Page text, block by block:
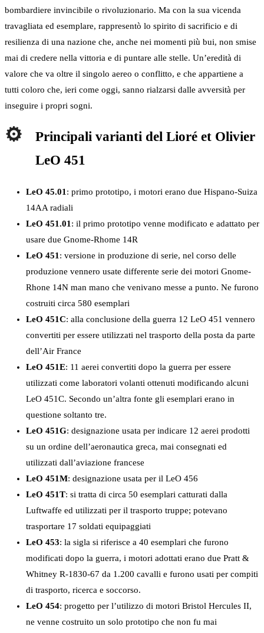
bombardiere invincibile o rivoluzionario. Ma con la sua vicenda
travagliata ed esemplare, rappresentò lo spirito di sacrificio e di
resilienza di una nazione che, anche nei momenti più bui, non smise
mai di credere nella vittoria e di puntare alle stelle. Un’eredità di
valore che va oltre il singolo aereo o conflitto, e che appartiene a
tutti coloro che, ieri come oggi, sanno rialzarsi dalle avversità per
inseguire i propri sogni.
Principali varianti del Lioré et Olivier
LeO 451
LeO 45.01: primo prototipo, i motori erano due Hispano-Suiza
14AA radiali
LeO 451.01: il primo prototipo venne modificato e adattato per
usare due Gnome-Rhome 14R
LeO 451: versione in produzione di serie, nel corso delle
produzione vennero usate differente serie dei motori Gnome-
Rhone 14N man mano che venivano messe a punto. Ne furono
costruiti circa 580 esemplari
LeO 451C: alla conclusione della guerra 12 LeO 451 vennero
convertiti per essere utilizzati nel trasporto della posta da parte
dell’Air France
LeO 451E: 11 aerei convertiti dopo la guerra per essere
utilizzati come laboratori volanti ottenuti modificando alcuni
LeO 451C. Secondo un’altra fonte gli esemplari erano in
questione soltanto tre.
LeO 451G: designazione usata per indicare 12 aerei prodotti
su un ordine dell’aeronautica greca, mai consegnati ed
utilizzati dall’aviazione francese
LeO 451M: designazione usata per il LeO 456
LeO 451T: si tratta di circa 50 esemplari catturati dalla
Luftwaffe ed utilizzati per il trasporto truppe; potevano
trasportare 17 soldati equipaggiati
LeO 453: la sigla si riferisce a 40 esemplari che furono
modificati dopo la guerra, i motori adottati erano due Pratt &
Whitney R-1830-67 da 1.200 cavalli e furono usati per compiti
di trasporto, ricerca e soccorso.
LeO 454: progetto per l’utilizzo di motori Bristol Hercules II,
ne venne costruito un solo prototipo che non fu mai